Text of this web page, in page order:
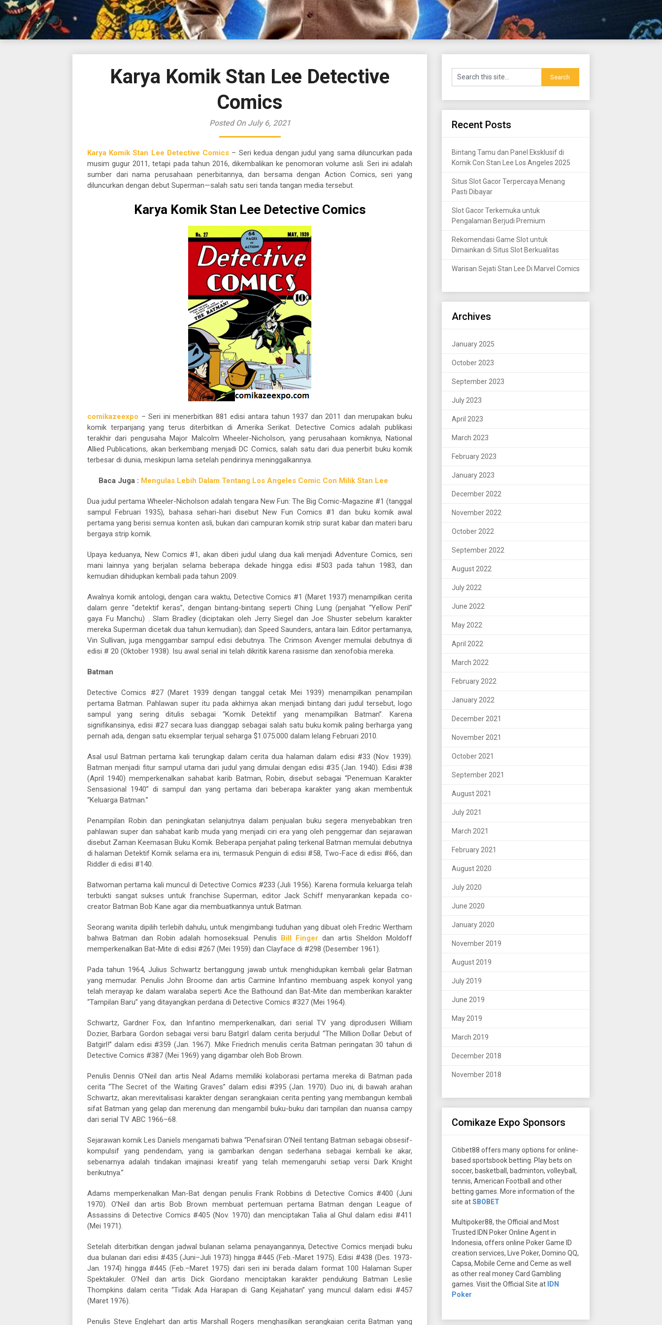
Karya Komik Stan Lee Detective
Comics
Posted On July 6, 2021
Karya Komik Stan Lee Detective Comics – Seri kedua dengan judul yang sama diluncurkan pada
musim gugur 2011, tetapi pada tahun 2016, dikembalikan ke penomoran volume asli. Seri ini adalah
sumber dari nama perusahaan penerbitannya, dan bersama dengan Action Comics, seri yang
diluncurkan dengan debut Superman—salah satu seri tanda tangan media tersebut.
Karya Komik Stan Lee Detective Comics
comikazeexpo – Seri ini menerbitkan 881 edisi antara tahun 1937 dan 2011 dan merupakan buku
komik terpanjang yang terus diterbitkan di Amerika Serikat. Detective Comics adalah publikasi
terakhir dari pengusaha Major Malcolm Wheeler-Nicholson, yang perusahaan komiknya, National
Allied Publications, akan berkembang menjadi DC Comics, salah satu dari dua penerbit buku komik
terbesar di dunia, meskipun lama setelah pendirinya meninggalkannya.
Baca Juga : Mengulas Lebih Dalam Tentang Los Angeles Comic Con Milik Stan Lee
Dua judul pertama Wheeler-Nicholson adalah tengara New Fun: The Big Comic-Magazine #1 (tanggal
sampul Februari 1935), bahasa sehari-hari disebut New Fun Comics #1 dan buku komik awal
pertama yang berisi semua konten asli, bukan dari campuran komik strip surat kabar dan materi baru
bergaya strip komik.
Upaya keduanya, New Comics #1, akan diberi judul ulang dua kali menjadi Adventure Comics, seri
mani lainnya yang berjalan selama beberapa dekade hingga edisi #503 pada tahun 1983, dan
kemudian dihidupkan kembali pada tahun 2009.
Awalnya komik antologi, dengan cara waktu, Detective Comics #1 (Maret 1937) menampilkan cerita
dalam genre “detektif keras”, dengan bintang-bintang seperti Ching Lung (penjahat “Yellow Peril”
gaya Fu Manchu) . Slam Bradley (diciptakan oleh Jerry Siegel dan Joe Shuster sebelum karakter
mereka Superman dicetak dua tahun kemudian); dan Speed ​​Saunders, antara lain. Editor pertamanya,
Vin Sullivan, juga menggambar sampul edisi debutnya. The Crimson Avenger memulai debutnya di
edisi # 20 (Oktober 1938). Isu awal serial ini telah dikritik karena rasisme dan xenofobia mereka.
Batman
Detective Comics #27 (Maret 1939 dengan tanggal cetak Mei 1939) menampilkan penampilan
pertama Batman. Pahlawan super itu pada akhirnya akan menjadi bintang dari judul tersebut, logo
sampul yang sering ditulis sebagai “Komik Detektif yang menampilkan Batman”. Karena
signifikansinya, edisi #27 secara luas dianggap sebagai salah satu buku komik paling berharga yang
pernah ada, dengan satu eksemplar terjual seharga $1.075.000 dalam lelang Februari 2010.
Asal usul Batman pertama kali terungkap dalam cerita dua halaman dalam edisi #33 (Nov. 1939).
Batman menjadi fitur sampul utama dari judul yang dimulai dengan edisi #35 (Jan. 1940). Edisi #38
(April 1940) memperkenalkan sahabat karib Batman, Robin, disebut sebagai “Penemuan Karakter
Sensasional 1940” di sampul dan yang pertama dari beberapa karakter yang akan membentuk
“Keluarga Batman.”
Penampilan Robin dan peningkatan selanjutnya dalam penjualan buku segera menyebabkan tren
pahlawan super dan sahabat karib muda yang menjadi ciri era yang oleh penggemar dan sejarawan
disebut Zaman Keemasan Buku Komik. Beberapa penjahat paling terkenal Batman memulai debutnya
di halaman Detektif Komik selama era ini, termasuk Penguin di edisi #58, Two-Face di edisi #66, dan
Riddler di edisi #140.
Batwoman pertama kali muncul di Detective Comics #233 (Juli 1956). Karena formula keluarga telah
terbukti sangat sukses untuk franchise Superman, editor Jack Schiff menyarankan kepada co-
creator Batman Bob Kane agar dia membuatkannya untuk Batman.
Seorang wanita dipilih terlebih dahulu, untuk mengimbangi tuduhan yang dibuat oleh Fredric Wertham
bahwa Batman dan Robin adalah homoseksual. Penulis Bill Finger dan artis Sheldon Moldoff
memperkenalkan Bat-Mite di edisi #267 (Mei 1959) dan Clayface di #298 (Desember 1961).
Pada tahun 1964, Julius Schwartz bertanggung jawab untuk menghidupkan kembali gelar Batman
yang memudar. Penulis John Broome dan artis Carmine Infantino membuang aspek konyol yang
telah merayap ke dalam waralaba seperti Ace the Bathound dan Bat-Mite dan memberikan karakter
“Tampilan Baru” yang ditayangkan perdana di Detective Comics #327 (Mei 1964).
Schwartz, Gardner Fox, dan Infantino memperkenalkan, dari serial TV yang diproduseri William
Dozier, Barbara Gordon sebagai versi baru Batgirl dalam cerita berjudul “The Million Dollar Debut of
Batgirl!” dalam edisi #359 (Jan. 1967). Mike Friedrich menulis cerita Batman peringatan 30 tahun di
Detective Comics #387 (Mei 1969) yang digambar oleh Bob Brown.
Penulis Dennis O’Neil dan artis Neal Adams memiliki kolaborasi pertama mereka di Batman pada
cerita “The Secret of the Waiting Graves” dalam edisi #395 (Jan. 1970). Duo ini, di bawah arahan
Schwartz, akan merevitalisasi karakter dengan serangkaian cerita penting yang membangun kembali
sifat Batman yang gelap dan merenung dan mengambil buku-buku dari tampilan dan nuansa campy
dari serial TV ABC 1966–68.
Sejarawan komik Les Daniels mengamati bahwa “Penafsiran O’Neil tentang Batman sebagai obsesif-
kompulsif yang pendendam, yang ia gambarkan dengan sederhana sebagai kembali ke akar,
sebenarnya adalah tindakan imajinasi kreatif yang telah memengaruhi setiap versi Dark Knight
berikutnya.”
Adams memperkenalkan Man-Bat dengan penulis Frank Robbins di Detective Comics #400 (Juni
1970). O’Neil dan artis Bob Brown membuat pertemuan pertama Batman dengan League of
Assassins di Detective Comics #405 (Nov. 1970) dan menciptakan Talia al Ghul dalam edisi #411
(Mei 1971).
Setelah diterbitkan dengan jadwal bulanan selama penayangannya, Detective Comics menjadi buku
dua bulanan dari edisi #435 (Juni–Juli 1973) hingga #445 (Feb.-Maret 1975). Edisi #438 (Des. 1973-
Jan. 1974) hingga #445 (Feb.–Maret 1975) dari seri ini berada dalam format 100 Halaman Super
Spektakuler. O’Neil dan artis Dick Giordano menciptakan karakter pendukung Batman Leslie
Thompkins dalam cerita “Tidak Ada Harapan di Gang Kejahatan” yang muncul dalam edisi #457
(Maret 1976).
Penulis Steve Englehart dan artis Marshall Rogers menghasilkan serangkaian cerita Batman yang
Recent Posts
Bintang Tamu dan Panel Eksklusif di
Komik Con Stan Lee Los Angeles 2025
Situs Slot Gacor Terpercaya Menang
Pasti Dibayar
Slot Gacor Terkemuka untuk
Pengalaman Berjudi Premium
Rekomendasi Game Slot untuk
Dimainkan di Situs Slot Berkualitas
Warisan Sejati Stan Lee Di Marvel Comics
Archives
January 2025
October 2023
September 2023
July 2023
April 2023
March 2023
February 2023
January 2023
December 2022
November 2022
October 2022
September 2022
August 2022
July 2022
June 2022
May 2022
April 2022
March 2022
February 2022
January 2022
December 2021
November 2021
October 2021
September 2021
August 2021
July 2021
March 2021
February 2021
August 2020
July 2020
June 2020
January 2020
November 2019
August 2019
July 2019
June 2019
May 2019
March 2019
December 2018
November 2018
Comikaze Expo Sponsors
Citibet88 offers many options for online-
based sportsbook betting. Play bets on
soccer, basketball, badminton, volleyball,
tennis, American Football and other
betting games. More information of the
site atSBOBET
Multipoker88, the Official and Most
Trusted IDN Poker Online Agent in
Indonesia, offers online Poker Game ID
creation services, Live Poker, Domino QQ,
Capsa, Mobile Ceme and Ceme as well
as other real money Card Gambling
games. Visit the Official Site at IDN
Poker